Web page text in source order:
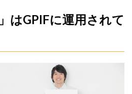
はGPIFに運用されて